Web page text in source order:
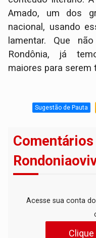
Amado, um dos
nacional, usando
lamentar. Que
Rondônia, já
maiores para serem
Sugestão de Pauta
Comentários
Acesse sua conta